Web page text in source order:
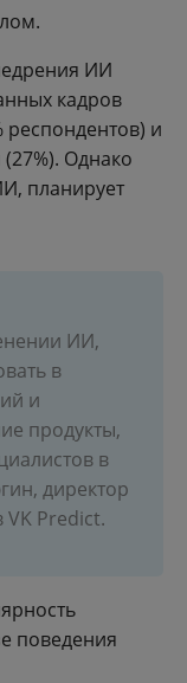
ИИ
кадров
респондентов) и
Однако
планирует
ИИ,
в
и
продукты,
в
директор
VK Predict.
поведения